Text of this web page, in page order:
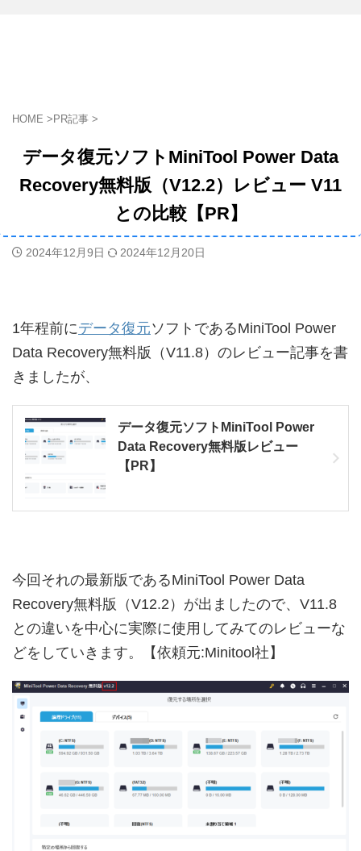
HOME > PR記事 >
データ復元ソフトMiniTool Power Data
Recovery無料版（V12.2）レビュー V11
との比較【PR】
2024年12月9日 2024年12月20日
1年程前にデータ復元ソフトであるMiniTool Power
Data Recovery無料版（V11.8）のレビュー記事を書
きましたが、
データ復元ソフトMiniTool Power
Data Recovery無料版レビュー
【PR】
今回それの最新版であるMiniTool Power Data
Recovery無料版（V12.2）が出ましたので、V11.8
との違いを中心に実際に使用してみてのレビューな
どをしていきます。【依頼元:Minitool社】